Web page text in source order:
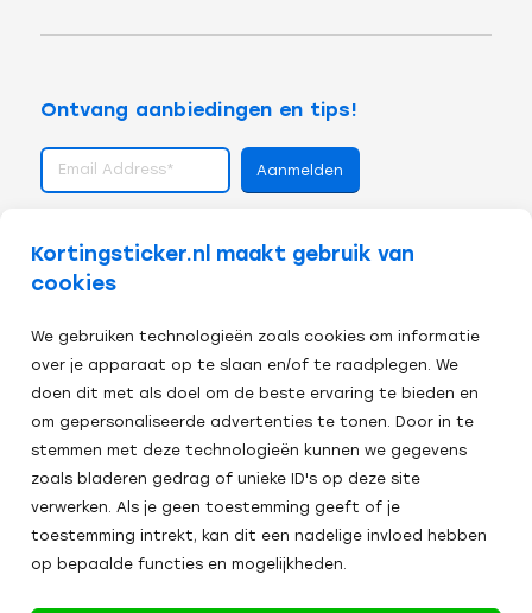
Kortingsticker.nl maakt gebruik van
cookies
We gebruiken technologieën zoals cookies om informatie
over je apparaat op te slaan en/of te raadplegen. We
doen dit met als doel om de beste ervaring te bieden en
om gepersonaliseerde advertenties te tonen. Door in te
stemmen met deze technologieën kunnen we gegevens
zoals bladeren gedrag of unieke ID's op deze site
verwerken. Als je geen toestemming geeft of je
toestemming intrekt, kan dit een nadelige invloed hebben
op bepaalde functies en mogelijkheden.
Ontvang aanbiedingen en tips!